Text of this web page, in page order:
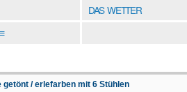
DAS WETTER
≡
getönt / erlefarben mit 6 Stühlen